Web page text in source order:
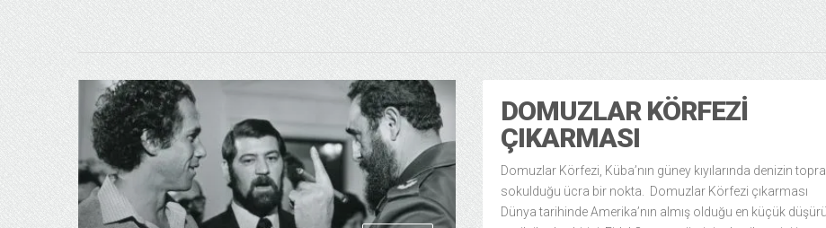
DOMUZLAR KÖRFEZI
ÇIKARMASI
Domuzlar Körfezi, Küba’nın güney kıyılarında denizin
sokulduğu ücra bir nokta. Domuzlar Körfezi çıkarması
Dünya tarihinde Amerika’nın almış olduğu en küçük